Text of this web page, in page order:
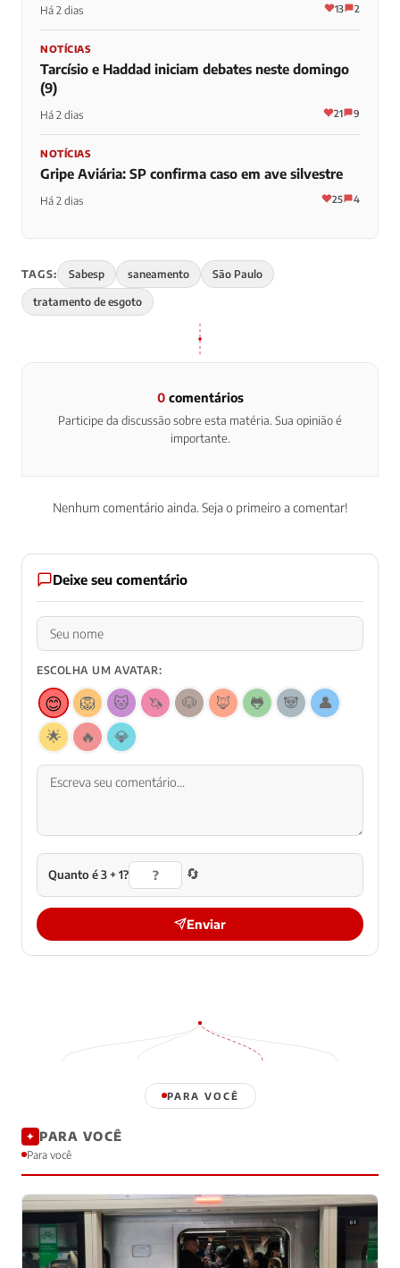
Há 2 dias 13 2
NOTÍCIAS
Tarcísio e Haddad iniciam debates neste domingo
(9)
Há 2 dias 21 9
NOTÍCIAS
Gripe Aviária: SP confirma caso em ave silvestre
Há 2 dias 25 4
TAGS: Sabesp saneamento São Paulo
tratamento de esgoto
0comentários
Participe da discussão sobre esta matéria. Sua opinião é
importante.
Nenhum comentário ainda. Seja o primeiro a comentar!
Deixe seu comentário
ESCOLHA UM AVATAR:
😊 🦁 🐱 🦄 🐶 🦊 🐸 🐼
👤
🌟
🔥 💎
Quanto é 3 + 1? 🔄
Enviar
PARA VOCÊ
✦ PARA VOCÊ
Para você